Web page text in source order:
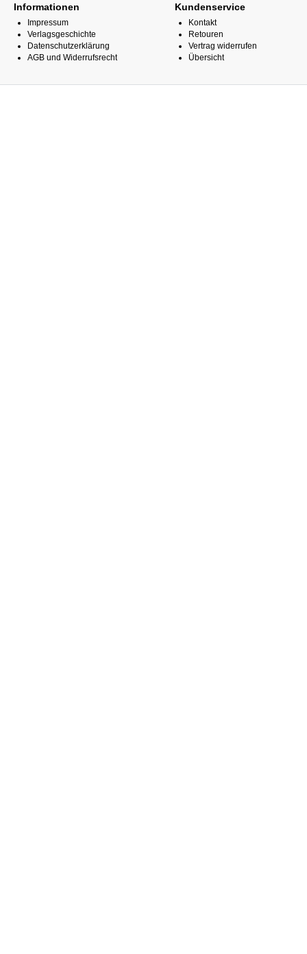
Informationen
Impressum
Verlagsgeschichte
Datenschutzerklärung
AGB und Widerrufsrecht
Kundenservice
Kontakt
Retouren
Vertrag widerrufen
Übersicht